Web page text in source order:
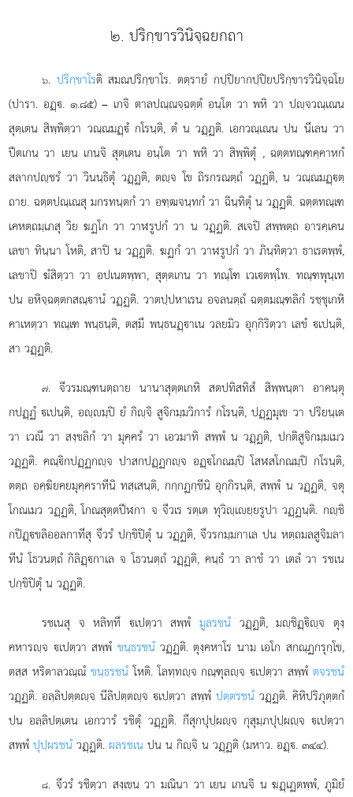
๒. ปริกฺขารวินิจฺฉยกถา
๖. ปริกฺขาโรติสมณปริกฺขาโร. ตตฺรายํ กปฺปิยากปฺปิยปริกฺขารวินิจฺฉโย
(ปารา. อฏฺ. ๑.๘๕) – เกจิ ตาลปณฺณจฺฉตฺตํ อนฺโต วา พหิ วา ปฺจวณฺเณน
สุตฺเตน สิพฺพิตฺวา วณฺณมฏฺํ กโรนฺติ, ตํ น วฏฺฏติ. เอกวณฺเณน ปน นีเลน วา
ปีตเกน วา เยน เกนจิ สุตฺเตน อนฺโต วา พหิ วา สิพฺพิตุํ , ฉตฺตทณฺฑคฺคาหกํ
สลากปฺชรํ วา วินนฺธิตุํ วฏฺฏติ, ตฺจ โข ถิรกรณตฺถํ วฏฺฏติ, น วณฺณมฏฺตฺ
ถาย. ฉตฺตปณฺเณสุ มกรทนฺตกํ วา อฑฺฒจนฺทกํ วา ฉินฺทิตุํ น วฏฺฏติ. ฉตฺตทณฺเฑ
เคหตฺถมฺเภสุ วิย ฆฏโก วา วาฬรูปกํ วา น วฏฺฏติ. สเจปิ สพฺพตฺถ อารคฺเคน
เลขา ทินฺนา โหติ, สาปิ น วฏฺฏติ. ฆฏกํ วา วาฬรูปกํ วา ภินฺทิตฺวา ธาเรตพฺพํ,
เลขาปิ ฆํสิตฺวา วา อปเนตพฺพา, สุตฺตเกน วา ทณฺโฑ เวเตพฺโพ. ทณฺฑพุนฺเท
ปน อหิจฺฉตฺตกสณฺานํ วฏฺฏติ. วาตปฺปหาเรน อจลนตฺถํ ฉตฺตมณฺฑลิกํ รชฺชุเกหิ
คาเหตฺวา ทณฺเฑ พนฺธนฺติ, ตสฺมึ พนฺธนฏฺาเน วลยมิว อุกฺกิริตฺวา เลขํ เปนฺติ,
สา วฏฺฏติ.
๗. จีวรมณฺฑนตฺถาย นานาสุตฺตเกหิ สตปทิสทิสํ สิพฺพนฺตา อาคนฺตุ
กปฏฺฏํ เปนฺติ, อฺมฺปิ ยํ กิฺจิ สูจิกมฺมวิการํ กโรนฺติ, ปฏฺฏมุเข วา ปริยนฺเต
วา เวณึ วา สงฺขลิกํ วา มุคฺครํ วา เอวมาทิ สพฺพํ น วฏฺฏติ, ปกติสูจิกมฺมเมว
วฏฺฏติ. คณฺิกปฏฺฏกฺจ ปาสกปฏฺฏกฺจ อฏฺโกณมฺปิ โสฬสโกณมฺปิ กโรนฺติ,
ตตฺถ อคฺฆิยคยมุคฺคราทีนิ ทสฺเสนฺติ, กกฺกฏกฺขีนิ อุกฺกิรนฺติ, สพฺพํ น วฏฺฏติ, จตุ
โกณเมว วฏฺฏติ, โกณสุตฺตปีฬกา จ จีวเร รตฺเต ทุวิฺเยฺยรูปา วฏฺฏนฺติ. กฺชิ
กปิฏฺขลิออลกาทีสุ จีวรํ ปกฺขิปิตุํ น วฏฺฏติ, จีวรกมฺมกาเล ปน หตฺถมลสูจิมลา
ทีนํ โธวนตฺถํ กิลิฏฺกาเล จ โธวนตฺถํ วฏฺฏติ, คนฺธํ วา ลาขํ วา เตลํ วา รชเน
ปกฺขิปิตุํ น วฏฺฏติ.
รชเนสุ จ หลิทฺทึ เปตฺวา สพฺพํมูลรชนํ วฏฺฏติ, มฺชิฏฺิฺจ ตุงฺ
คหารฺจ เปตฺวา สพฺพํ ขนฺธรชนํวฏฺฏติ. ตุงฺคหาโร นาม เอโก สกณฺฏกรุกฺโข,
ตสฺส หริตาลวณฺณํ ขนฺธรชนํโหติ. โลทฺทฺจ กณฺฑุลฺจ เปตฺวา สพฺพํ ตจรชนํ
วฏฺฏติ. อลฺลิปตฺตฺจ นีลิปตฺตฺจ เปตฺวา สพฺพํ ปตฺตรชนํวฏฺฏติ. คิหิปริภุตฺตกํ
ปน อลฺลิปตฺเตน เอกวารํ รชิตุํ วฏฺฏติ. กึสุกปุปฺผฺจ กุสุมฺภปุปฺผฺจ เปตฺวา
สพฺพํปุปฺผรชนํ วฏฺฏติ.ผลรชเน ปน น กิฺจิ น วฏฺฏติ (มหาว. อฏฺ. ๓๔๔).
๘. จีวรํ รชิตฺวา สงฺเขน วา มณินา วา เยน เกนจิ น ฆฏฺเฏตพฺพํ, ภูมิยํ